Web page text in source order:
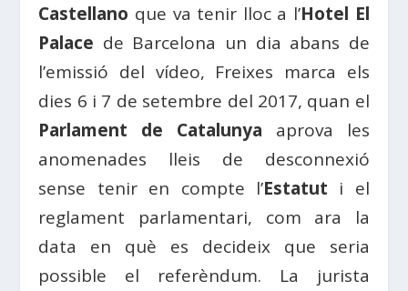
Castellano que va tenir lloc a l’Hotel El
Palace de Barcelona un dia abans de
l’emissió del vídeo, Freixes marca els
dies 6 i 7 de setembre del 2017, quan el
Parlament de Catalunya aprova les
anomenades lleis de desconnexió
sense tenir en compte l’Estatut i el
reglament parlamentari, com ara la
data en què es decideix que seria
possible el referèndum. La jurista